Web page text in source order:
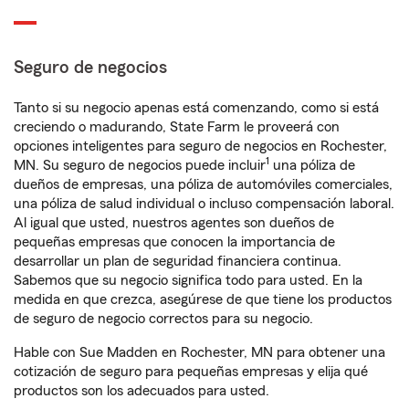
Seguro de negocios
Tanto si su negocio apenas está comenzando, como si está
creciendo o madurando, State Farm le proveerá con
opciones inteligentes para seguro de negocios en Rochester,
MN. Su seguro de negocios puede incluir1 una póliza de
dueños de empresas, una póliza de automóviles comerciales,
una póliza de salud individual o incluso compensación laboral.
Al igual que usted, nuestros agentes son dueños de
pequeñas empresas que conocen la importancia de
desarrollar un plan de seguridad financiera continua.
Sabemos que su negocio significa todo para usted. En la
medida en que crezca, asegúrese de que tiene los productos
de seguro de negocio correctos para su negocio.
Hable con Sue Madden en Rochester, MN para obtener una
cotización de seguro para pequeñas empresas y elija qué
productos son los adecuados para usted.